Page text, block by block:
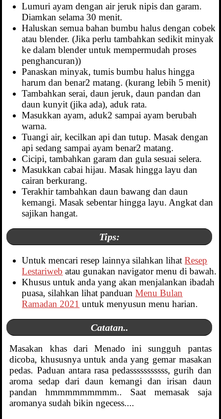
Lumuri ayam dengan air jeruk nipis dan garam.
Diamkan selama 30 menit.
Haluskan semua bahan bumbu halus dengan cobek
atau blender. (Jika perlu tambahkan sedikit minyak
ke dalam blender untuk mempermudah proses
penghancuran))
Panaskan minyak, tumis bumbu halus hingga
harum dan benar2 matang. (kurang lebih 5 menit)
Tambahkan serai, daun jeruk, daun pandan dan
daun kunyit (jika ada), aduk rata.
Masukkan ayam, aduk2 sampai ayam berubah
warna.
Tuangi air, kecilkan api dan tutup. Masak dengan
api sedang sampai ayam benar2 matang.
Cicipi, tambahkan garam dan gula sesuai selera.
Masukkan cabai hijau. Masak hingga layu dan
cairan berkurang.
Terakhir tambahkan daun bawang dan daun
kemangi. Masak sebentar hingga layu. Angkat dan
sajikan hangat.
Tips:
Untuk mencari resep lainnya silahkan lihatResep
Lestariweb atau gunakan navigator menu di bawah.
Khusus untuk anda yang akan menjalankan ibadah
puasa, silahkan lihat panduanMenu Bulan
Ramadan 2021 untuk menyusun menu harian.
Catatan..
Masakan khas dari Menado ini sungguh pantas
dicoba, khususnya untuk anda yang gemar masakan
pedas. Paduan antara rasa pedasssssssssss, gurih dan
aroma sedap dari daun kemangi dan irisan daun
pandan hmmmmmmmmm.. Saat memasak saja
aromanya sudah bikin ngecess....